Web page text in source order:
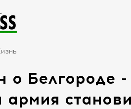
о Белгороде